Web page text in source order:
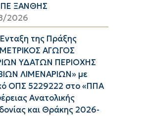
ΞΑΝΘΗΣ
2026
Ένταξη της Πράξης
ΑΓΩΓΟΣ
ΥΔΑΤΩΝ ΠΕΡΙΟΧΗΣ
ΛΙΜΕΝΑΡΙΩΝ» με
ΟΠΣ 5229222 στο «ΠΠΑ
Ανατολικής
και Θράκης 2026-